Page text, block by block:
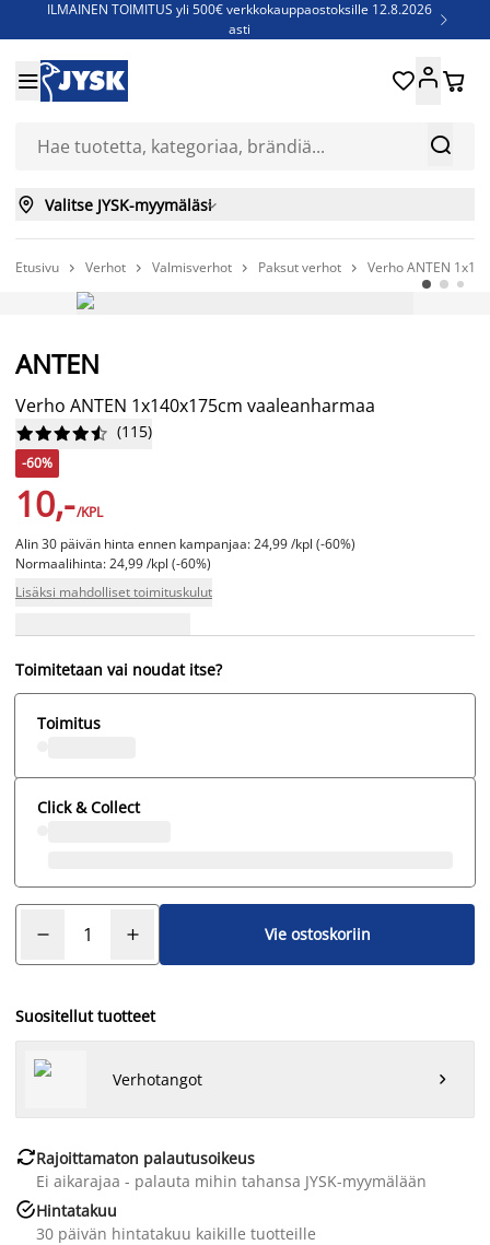
ILMAINEN TOIMITUS yli 500€ verkkokauppaostoksille 12.8.2026
asti

Jenkkisänkyjä - Säästä jopa 60%


 
 Valitse JYSK-myymäläsi
Etusivu  Verhot  Valmisverhot  Paksut verhot  Verho ANTEN
Huipputarjous
ANTEN
Verho ANTEN 1x140x175cm vaaleanharmaa





 (115)
-60%
10,-/KPL
Alin 30 päivän hinta ennen kampanjaa: 24,99 /kpl (-60%)
Normaalihinta: 24,99 /kpl (-60%)
Lisäksi mahdolliset toimituskulut
Toimitetaan vai noudat itse?
Toimitus
Click & Collect
Vie ostoskoriin
Suositellut tuotteet
Verhotangot 
Rajoittamaton palautusoikeus
Ei aikarajaa - palauta mihin tahansa JYSK-myymälään
Hintatakuu
30 päivän hintatakuu kaikille tuotteille